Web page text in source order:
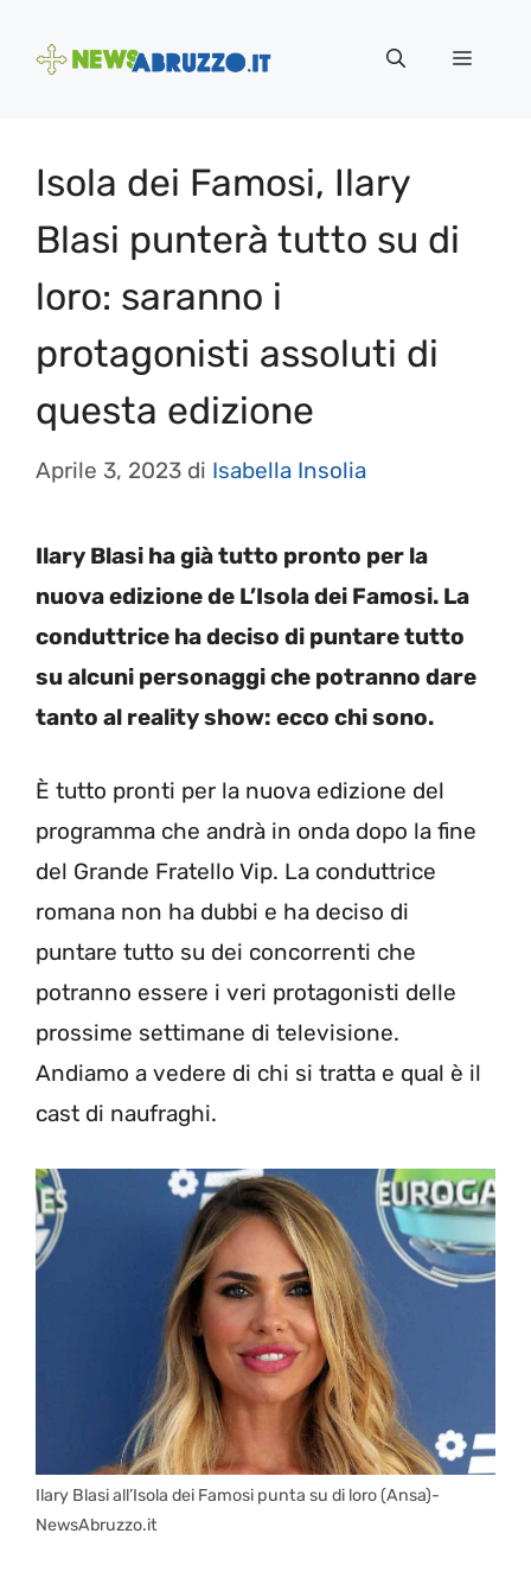
Menu
Isola dei Famosi, Ilary
Blasi punterà tutto su di
loro: saranno i
protagonisti assoluti di
questa edizione
Aprile 3, 2023 di Isabella Insolia
Ilary Blasi ha già tutto pronto per la
nuova edizione de L’Isola dei Famosi. La
conduttrice ha deciso di puntare tutto
su alcuni personaggi che potranno dare
tanto al reality show: ecco chi sono.
È tutto pronti per la nuova edizione del
programma che andrà in onda dopo la fine
del Grande Fratello Vip. La conduttrice
romana non ha dubbi e ha deciso di
puntare tutto su dei concorrenti che
potranno essere i veri protagonisti delle
prossime settimane di televisione.
Andiamo a vedere di chi si tratta e qual è il
cast di naufraghi.
Ilary Blasi all’Isola dei Famosi punta su di loro (Ansa)-
NewsAbruzzo.it